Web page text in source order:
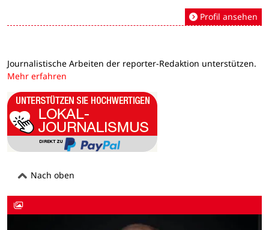
Profil ansehen
Journalistische Arbeiten der reporter-Redaktion unterstützen.
Mehr erfahren
Nach oben